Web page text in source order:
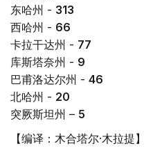
东哈州 - 313
西哈州 - 66
卡拉干达州 - 77
库斯塔奈州 - 9
巴甫洛达尔州 - 46
北哈州 - 20
突厥斯坦州 – 5
【编译：木合塔尔·木拉提】